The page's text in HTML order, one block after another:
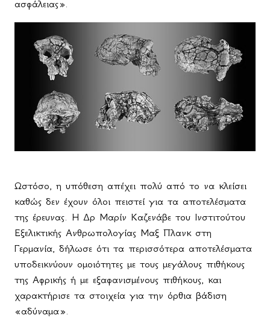
ασφάλειας».
Ωστόσο, η υπόθεση απέχει πολύ από το να κλείσει
καθώς δεν έχουν όλοι πειστεί για τα αποτελέσματα
της έρευνας. Η Δρ Μαρίν Καζενάβε του Ινστιτούτου
Εξελικτικής Ανθρωπολογίας Μαξ Πλανκ στη
Γερμανία, δήλωσε ότι τα περισσότερα αποτελέσματα
υποδεικνύουν ομοιότητες με τους μεγάλους πιθήκους
της Αφρικής ή με εξαφανισμένους πιθήκους, και
χαρακτήρισε τα στοιχεία για την όρθια βάδιση
«αδύναμα».